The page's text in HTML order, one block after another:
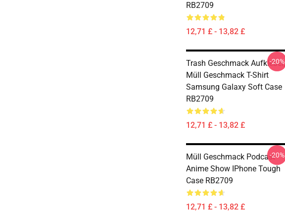
RB2709
12,71 £ - 13,82 £
Trash Geschmack Aufkleber,
Müll Geschmack T-Shirt
Samsung Galaxy Soft Case
RB2709
12,71 £ - 13,82 £
-20%
Müll Geschmack Podcast
Anime Show IPhone Tough
Case RB2709
12,71 £ - 13,82 £
-20%